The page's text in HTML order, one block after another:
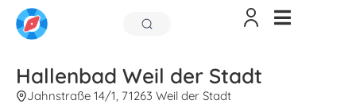
Hallenbad Weil der Stadt
Jahnstraße 14/1, 71263 Weil der Stadt